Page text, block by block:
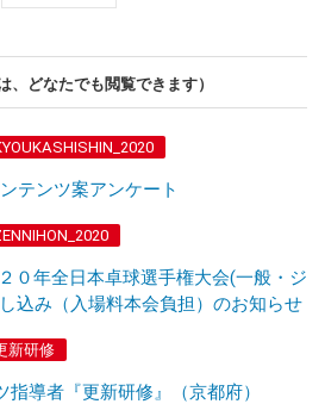
、どなたでも閲覧できます）
テンツ案アンケート
０年全日本卓球選手権大会(一般・ジ
込み（入場料本会負担）のお知らせ
新研修
導者『更新研修』（京都府）